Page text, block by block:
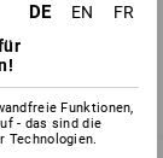
DE EN
FR
Funktionen,
- das sind die
Technologien.